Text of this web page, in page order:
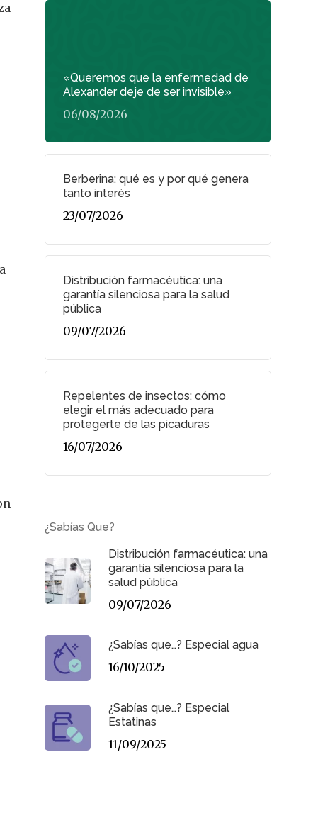
«Queremos que la enfermedad de
Alexander deje de ser invisible»
06/08/2026
Berberina: qué es y por qué genera
tanto interés
23/07/2026
Distribución farmacéutica: una
garantía silenciosa para la salud
pública
09/07/2026
Repelentes de insectos: cómo
elegir el más adecuado para
protegerte de las picaduras
16/07/2026
¿Sabías Que?
Distribución farmacéutica: una
garantía silenciosa para la
salud pública
09/07/2026
¿Sabías que…? Especial agua
16/10/2025
¿Sabías que…? Especial
Estatinas
11/09/2025